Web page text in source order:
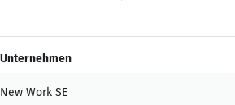
Unternehmen
New Work SE